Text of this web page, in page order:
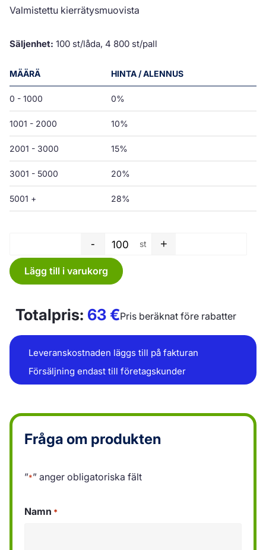
Valmistettu kierrätysmuovista
Säljenhet: 100 st/låda, 4 800 st/pall
MÄÄRÄ HINTA / ALENNUS
0 - 1000 0%
1001 - 2000 10%
2001 - 3000 15%
3001 - 5000 20%
5001 + 28%
Sopsäck - 200 L - 750 x 1400
- st +
Lägg till i varukorg
Totalpris: 63€Pris beräknat före rabatter
Leveranskostnaden läggs till på fakturan
Försäljning endast till företagskunder
Fråga om produkten
”*” anger obligatoriska fält
Namn *